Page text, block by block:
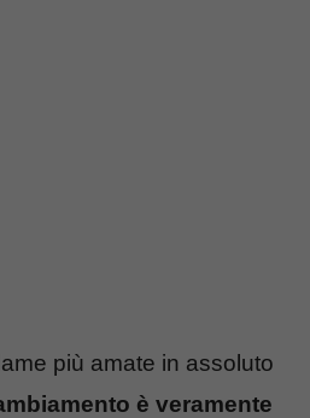
più amate in assoluto
è veramente